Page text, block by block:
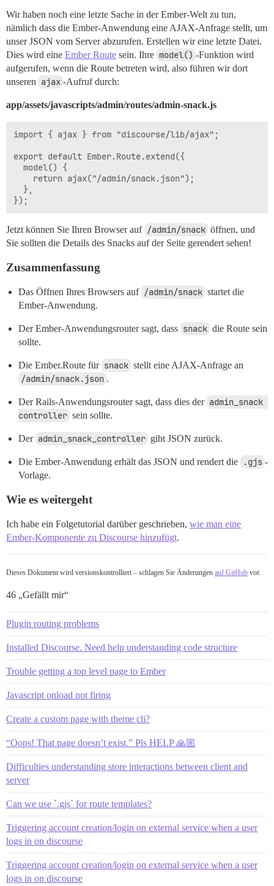
Wir haben noch eine letzte Sache in der Ember-Welt zu tun,
nämlich dass die Ember-Anwendung eine AJAX-Anfrage stellt, um
unser JSON vom Server abzurufen. Erstellen wir eine letzte Datei.
Dies wird eine Ember Route sein. Ihre model() -Funktion wird
aufgerufen, wenn die Route betreten wird, also führen wir dort
unseren ajax -Aufruf durch:
app/assets/javascripts/admin/routes/admin-snack.js
import { ajax } from "discourse/lib/ajax";
export default Ember.Route.extend({
  model() {
    return ajax("/admin/snack.json");
  },
Jetzt können Sie Ihren Browser auf /admin/snack öffnen, und
Sie sollten die Details des Snacks auf der Seite gerendert sehen!
Zusammenfassung
Das Öffnen Ihres Browsers auf /admin/snack startet die
Ember-Anwendung.
Der Ember-Anwendungsrouter sagt, dass snack die Route sein
sollte.
Die Ember.Route für snack stellt eine AJAX-Anfrage an
/admin/snack.json .
Der Rails-Anwendungsrouter sagt, dass dies der admin_snack
controller sein sollte.
Der admin_snack_controller gibt JSON zurück.
Die Ember-Anwendung erhält das JSON und rendert die .gjs -
Vorlage.
Wie es weitergeht
Ich habe ein Folgetutorial darüber geschrieben, wie man eine
Ember-Komponente zu Discourse hinzufügt.
Dieses Dokument wird versionskontrolliert – schlagen Sie Änderungen auf GitHub vor.
46 „Gefällt mir“
Plugin routing problems
Installed Discourse. Need help understanding code structure
Trouble getting a top level page to Ember
Javascript onload not firing
Create a custom page with theme cli?
“Oops! That page doesn’t exist.” Pls HELP 🙏🏼
Difficulties understanding store interactions between client and
server
Can we use `.gjs` for route templates?
Triggering account creation/login on external service when a user
logs in on discourse
Triggering account creation/login on external service when a user
logs in on discourse